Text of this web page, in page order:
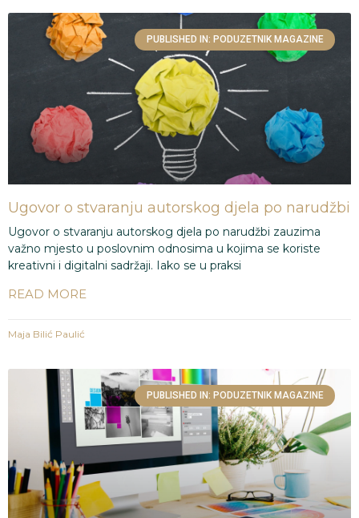
PUBLISHED IN: PODUZETNIK MAGAZINE
Ugovor o stvaranju autorskog djela po narudžbi
Ugovor o stvaranju autorskog djela po narudžbi zauzima
važno mjesto u poslovnim odnosima u kojima se koriste
kreativni i digitalni sadržaji. Iako se u praksi
READ MORE
Maja Bilić Paulić
PUBLISHED IN: PODUZETNIK MAGAZINE